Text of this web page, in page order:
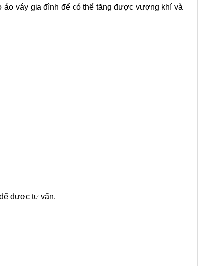
áo váy gia đình để có thể tăng được vượng khí và
được tư vấn.